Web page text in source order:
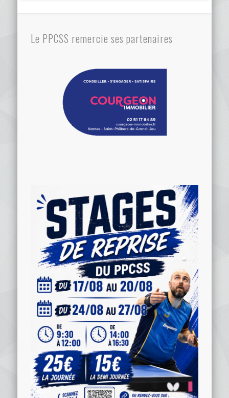
Le PPCSS remercie ses partenaires